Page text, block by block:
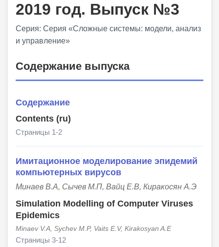
2019 год. Выпуск №3
Серия: Серия «Сложные системы: модели, анализ
и управление»
Содержание выпуска
Содержание
Contents (ru)
Страницы 1-2
Имитационное моделирование эпидемий
компьютерных вирусов
Минаев В.А, Сычев М.П, Вайц Е.В, Киракосян А.Э
Simulation Modelling of Computer Viruses
Epidemics
Minaev V.A, Sychev M.P, Vaits E.V, Kirakosyan A.E
Страницы 3-12